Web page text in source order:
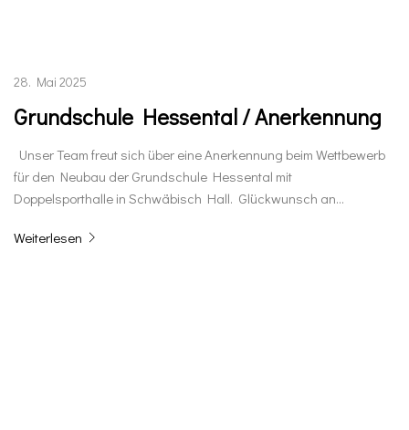
28. Mai 2025
Grundschule Hessental / Anerkennung
Unser Team freut sich über eine Anerkennung beim Wettbewerb
für den Neubau der Grundschule Hessental mit
Doppelsporthalle in Schwäbisch Hall. Glückwunsch an…
Weiterlesen